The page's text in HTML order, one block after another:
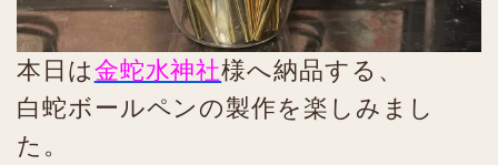
本日は金蛇水神社様へ納品する、
白蛇ボールペンの製作を楽しみまし
た。